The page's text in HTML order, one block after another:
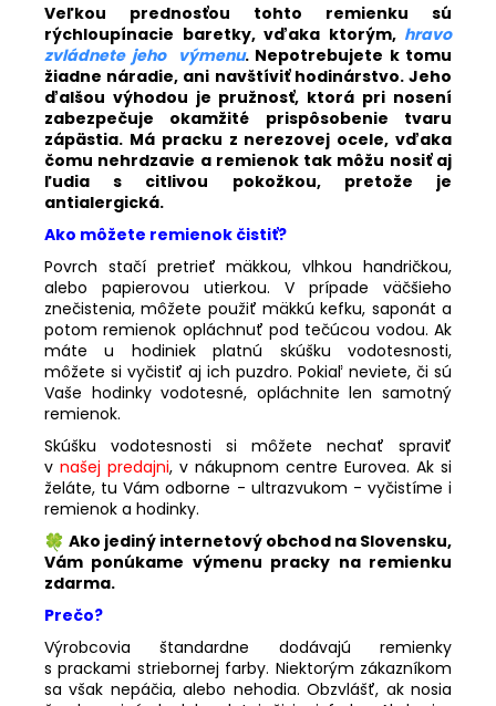
Veľkou prednosťou tohto remienku sú
rýchloupínacie baretky, vďaka ktorým, hravo
zvládnete jeho výmenu. Nepotrebujete k tomu
žiadne náradie, ani navštíviť hodinárstvo. Jeho
ďalšou výhodou je pružnosť, ktorá pri nosení
zabezpečuje okamžité prispôsobenie tvaru
zápästia. Má pracku z nerezovej ocele, vďaka
čomu nehrdzavie a remienok tak môžu nosiť aj
ľudia s citlivou pokožkou, pretože je
antialergická.
Ako môžete remienok čistiť?
Povrch stačí pretrieť mäkkou, vlhkou handričkou,
alebo papierovou utierkou. V prípade väčšieho
znečistenia, môžete použiť mäkkú kefku, saponát a
potom remienok opláchnuť pod tečúcou vodou. Ak
máte u hodiniek platnú skúšku vodotesnosti,
môžete si vyčistiť aj ich puzdro. Pokiaľ neviete, či sú
Vaše hodinky vodotesné, opláchnite len samotný
remienok.
Skúšku vodotesnosti si môžete nechať spraviť
v našej predajni, v nákupnom centre Eurovea. Ak si
želáte, tu Vám odborne - ultrazvukom - vyčistíme i
remienok a hodinky.
Ako jediný internetový obchod na Slovensku,
Vám ponúkame výmenu pracky na remienku
zdarma.
Prečo?
Výrobcovia štandardne dodávajú remienky
s prackami striebornej farby. Niektorým zákazníkom
sa však nepáčia, alebo nehodia. Obzvlášť, ak nosia